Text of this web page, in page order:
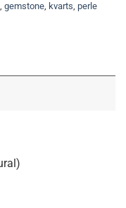
, gemstone, kvarts, perle